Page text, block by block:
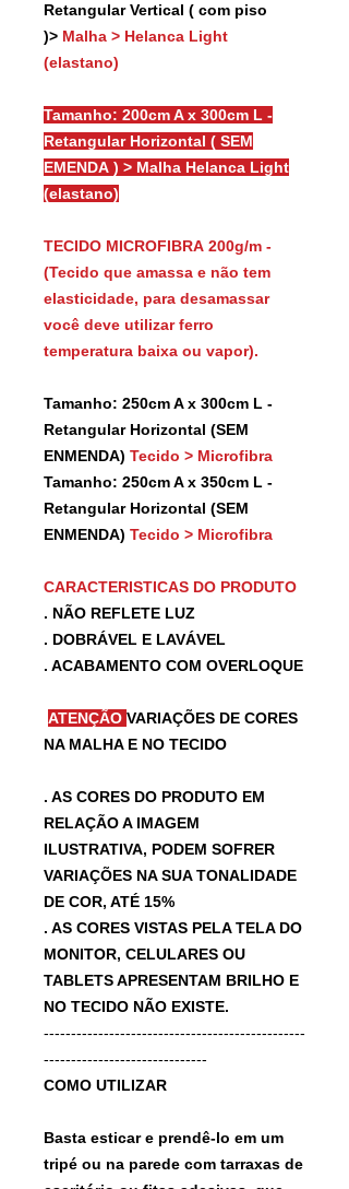
Retangular Vertical ( com piso
)> Malha > Helanca Light
(elastano)
Tamanho: 200cm A x 300cm L -
Retangular Horizontal ( SEM
EMENDA ) > Malha Helanca Light
(elastano)
TECIDO MICROFIBRA 200g/m -
(Tecido que amassa e não tem
elasticidade, para desamassar
você deve utilizar ferro
temperatura baixa ou vapor).
Tamanho: 250cm A x 300cm L -
Retangular Horizontal (SEM
ENMENDA) Tecido > Microfibra
Tamanho: 250cm A x 350cm L -
Retangular Horizontal (SEM
ENMENDA) Tecido > Microfibra
CARACTERISTICAS DO PRODUTO
. NÃO REFLETE LUZ
. DOBRÁVEL E LAVÁVEL
. ACABAMENTO COM OVERLOQUE
ATENÇÃO VARIAÇÕES DE CORES
NA MALHA E NO TECIDO
. AS CORES DO PRODUTO EM
RELAÇÃO A IMAGEM
ILUSTRATIVA, PODEM SOFRER
VARIAÇÕES NA SUA TONALIDADE
DE COR, ATÉ 15%
. AS CORES VISTAS PELA TELA DO
MONITOR, CELULARES OU
TABLETS APRESENTAM BRILHO E
NO TECIDO NÃO EXISTE.
------------------------------------------------
------------------------------
COMO UTILIZAR
Basta esticar e prendê-lo em um
tripé ou na parede com tarraxas de